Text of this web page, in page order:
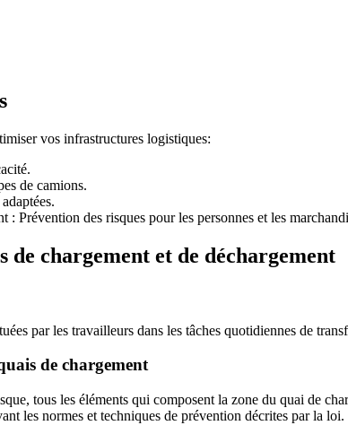
vos infrastructures logistiques:
de camions.
: Prévention des risques pour les personnes et les
chargement et de déchargement
par les travailleurs dans les tâches quotidiennes de
de chargement
tous les éléments qui composent la zone du quai de
les normes et techniques de prévention décrites par la loi.